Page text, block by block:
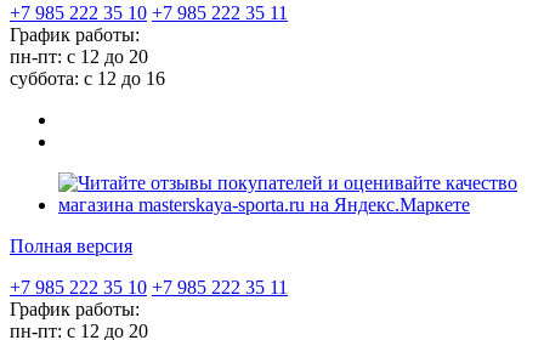
+7 985 222 35 10 +7 985 222 35 11
График работы:
пн-пт: с 12 до 20
суббота: c 12 до 16
Полная версия
+7 985 222 35 10 +7 985 222 35 11
График работы:
пн-пт: с 12 до 20